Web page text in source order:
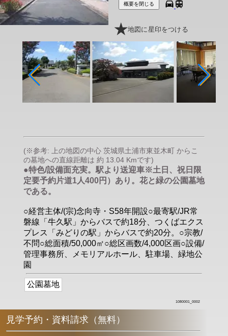
概要を閉じる
地図に星印をつける
(※参考: 上の地図の中心 茨城県土浦市東並木町 からこ
の墓地への直線距離は 約 13.04 Kmです)
●特色/設備面充実。駅より送迎車※土日、祝日限
定要予約片道1人400円）あり。花と緑の公園墓地
である。
○経営主体/(宗)念向寺・S58年開設○最寄駅/JR常
磐線「牛久駅」からバスで約18分、つくばエクス
プレス「みどりの駅」からバスで約20分。○宗教/
不問○総面積/50,000㎡○総区画数/4,000区画○設備/
管理事務所、メモリアルホール、駐車場、緑地公
園
公園墓地
1080001_0002
見学予約・資料請求（無料）